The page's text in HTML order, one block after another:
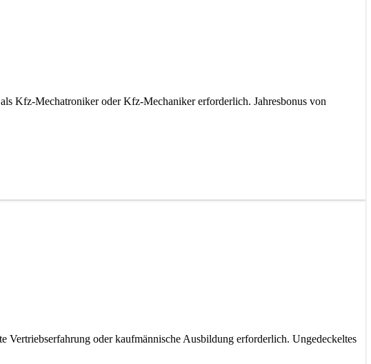
Kfz-Mechatroniker oder Kfz-Mechaniker erforderlich. Jahresbonus von
Vertriebserfahrung oder kaufmännische Ausbildung erforderlich. Ungedeckeltes